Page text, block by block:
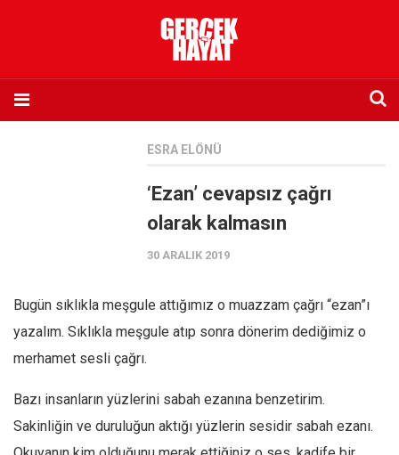
Abone olmak istiyorum
Sosyal Medya
Facebook
Instagram
ESRA ELÖNÜ
‘Ezan’ cevapsız çağrı
olarak kalmasın
30 ARALIK 2019
Bugün sıklıkla meşgule attığımız o muazzam çağrı “ezan”ı
yazalım. Sıklıkla meşgule atıp sonra dönerim dediğimiz o
merhamet sesli çağrı.
Bazı insanların yüzlerini sabah ezanına benzetirim.
Sakinliğin ve duruluğun aktığı yüzlerin sesidir sabah ezanı.